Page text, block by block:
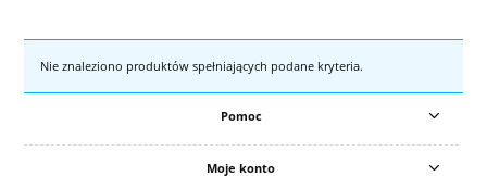
Nie znaleziono produktów spełniających podane kryteria.
Pomoc
Moje konto